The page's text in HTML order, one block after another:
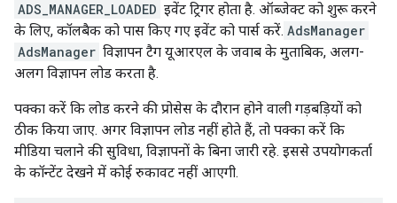
ADS_MANAGER_LOADED इवेंट ट्रिगर होता है. ऑब्जेक्ट को शुरू करने
के लिए, कॉलबैक को पास किए गए इवेंट को पार्स करें. AdsManager
AdsManager विज्ञापन टैग यूआरएल के जवाब के मुताबिक, अलग-
अलग विज्ञापन लोड करता है.
पक्का करें कि लोड करने की प्रोसेस के दौरान होने वाली गड़बड़ियों को
ठीक किया जाए. अगर विज्ञापन लोड नहीं होते हैं, तो पक्का करें कि
मीडिया चलाने की सुविधा, विज्ञापनों के बिना जारी रहे. इससे उपयोगकर्ता
के कॉन्टेंट देखने में कोई रुकावट नहीं आएगी.